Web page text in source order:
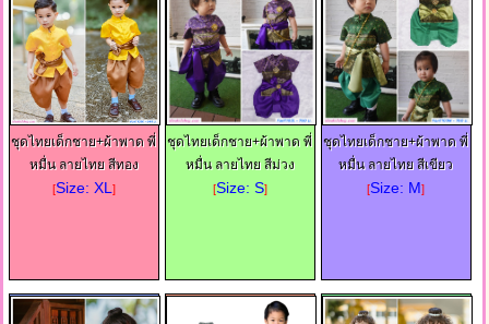
ชุดไทยเด็กชาย+ผ้าพาด พี่
หมื่น ลายไทย สีทอง
[Size: XL ]
ชุดไทยเด็กชาย+ผ้าพาด พี่
หมื่น ลายไทย สีม่วง
[Size: S]
ชุดไทยเด็กชาย+ผ้าพาด พี่
หมื่น ลายไทย สีเขียว
[Size: M]